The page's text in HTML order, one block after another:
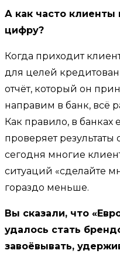
А как часто клиенты
цифру?
Когда приходит
для целей
отчёт, который он
направим в банк, всё
Как правило, в банках
проверяет
сегодня многие
ситуаций «сделайте
гораздо меньше.
Вы сказали, что
удалось стать
завоёвывать,